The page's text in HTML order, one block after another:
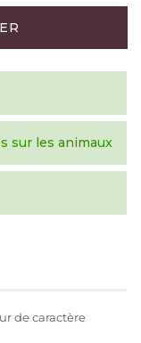
sur les animaux
de caractère